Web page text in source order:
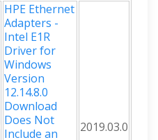
HPE Ethernet
Adapters -
Intel E1R
Driver for
Windows
Version
12.14.8.0
Download
Does Not
Include an
2019.03.0